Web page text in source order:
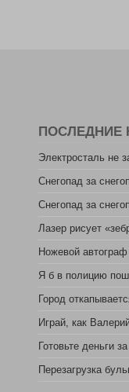
ПОСЛЕДНИЕ
Электросталь не
Снегопад за
Снегопад за
Лазер рисует
Ножевой автограф
Я б в полицию
Город
Играй, как
Готовьте деньги
Перезагрузка